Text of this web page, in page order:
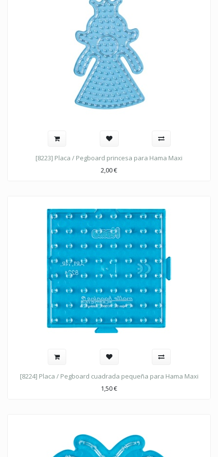
[8223] Placa / Pegboard princesa para Hama Maxi
2,00€
[8224] Placa / Pegboard cuadrada pequeña para Hama Maxi
1,50€